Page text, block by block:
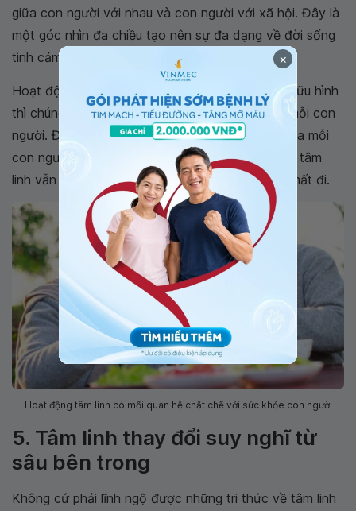
giữa con người với nhau và con người với xã hội. Đây là
một góc nhìn đa chiều tạo nên sự đa dạng về đời sống
tình cảm của mỗi con người.
Hoạt động tâm linh luôn tồn tại dù vô hình hay hữu hình
thì chúng cũng được gửi gắm từ sâu bên trong mỗi con
người. Đó là sự tồn tại song song với tuổi thọ của mỗi
con người cho đến khi họ ra đi thì những vấn đề tâm
linh vẫn không ngừng tiếp diễn thay vì mai một mất đi.
Hoạt động tâm linh có mối quan hệ chặt chẽ với sức khỏe con người
5. Tâm linh thay đổi suy nghĩ từ
sâu bên trong
Không cứ phải lĩnh ngộ được những tri thức về tâm linh
×